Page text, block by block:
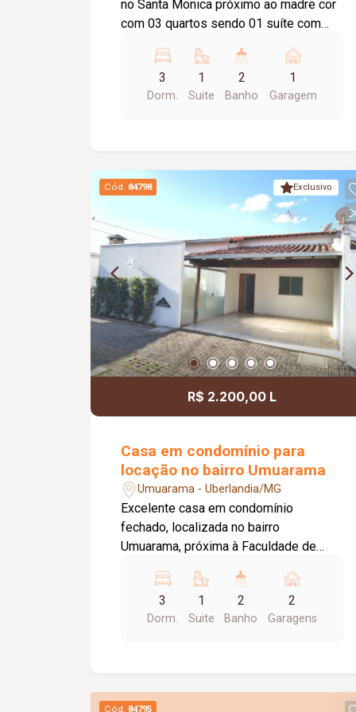
no Santa Monica próximo ao madre cor
com 03 quartos sendo 01 suíte com
blindex, armário sob pia e espelho, sala
de estar com sacada, cozinha toda
planejada com armários, área de
3
Dorm.
1
Suite
2
Banho
1
Garagem
Exclusivo
Cód. 84798
R$ 2.200,00 L
Casa em condomínio para
locação no bairro Umuarama
Umuarama - Uberlandia/MG
Excelente casa em condomínio
fechado, localizada no bairro
Umuarama, próxima à Faculdade de
segurança e praticidade. O condomínio
conta com portão e porteiro eletrônicos,
câmeras de segurança e sistema de
sala ampla para 02 ambientes com
3
Dorm.
1
Suite
2
Banho
2
Garagens
Cód. 84795